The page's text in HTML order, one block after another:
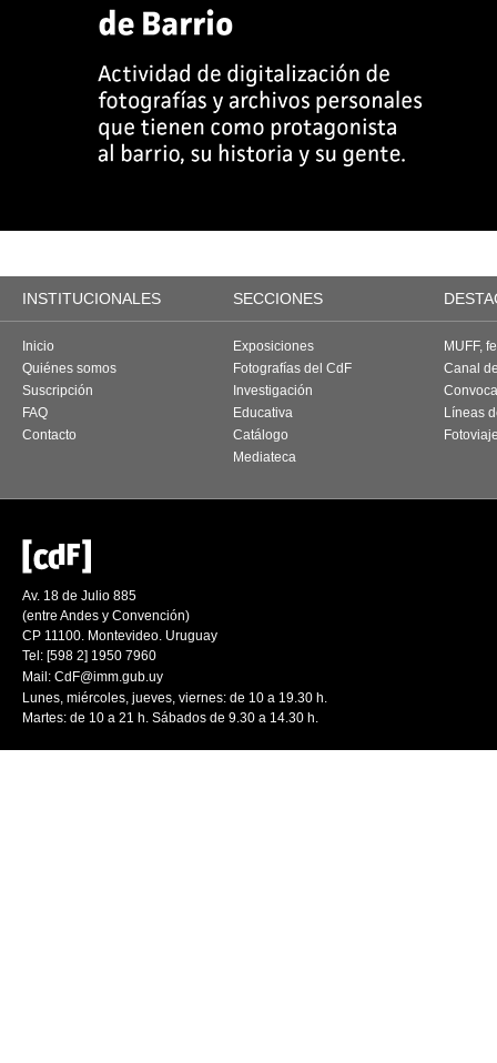
INSTITUCIONALES SECCIONES
Inicio
Quiénes somos
Suscripción
FAQ
Contacto
Exposiciones
Fotografías del CdF
Investigación
Educativa
Catálogo
Mediateca
MUFF,
Canal
Líneas
Av. 18 de Julio 885
(entre Andes y Convención)
CP 11100. Montevideo. Uruguay
Tel: [598 2] 1950 7960
Mail: CdF@imm.gub.uy
Lunes, miércoles, jueves, viernes: de 10 a 19.30 h.
Martes: de 10 a 21 h. Sábados de 9.30 a 14.30 h.